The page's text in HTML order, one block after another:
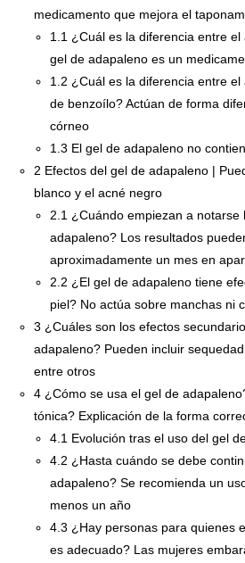
medicamento que mejora el
1.1 ¿Cuál es la diferencia entre
gel de adapaleno es un
1.2 ¿Cuál es la diferencia entre
de benzoílo? Actúan de forma
córneo
1.3 El gel de adapaleno no
2 Efectos del gel de adapaleno |
blanco y el acné negro
2.1 ¿Cuándo empiezan a notarse
adapaleno? Los resultados
aproximadamente un mes en
2.2 ¿El gel de adapaleno tiene
piel? No actúa sobre manchas ni
3 ¿Cuáles son los efectos
adapaleno? Pueden incluir
entre otros
4 ¿Cómo se usa el gel de
tónica? Explicación de la forma
4.1 Evolución tras el uso del gel
4.2 ¿Hasta cuándo se debe
adapaleno? Se recomienda un
menos un año
4.3 ¿Hay personas para quienes
es adecuado? Las mujeres